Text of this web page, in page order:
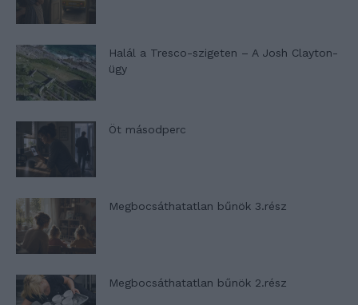
Halál a Tresco-szigeten – A Josh Clayton-
ügy
Öt másodperc
Megbocsáthatatlan bűnök 3.rész
Megbocsáthatatlan bűnök 2.rész